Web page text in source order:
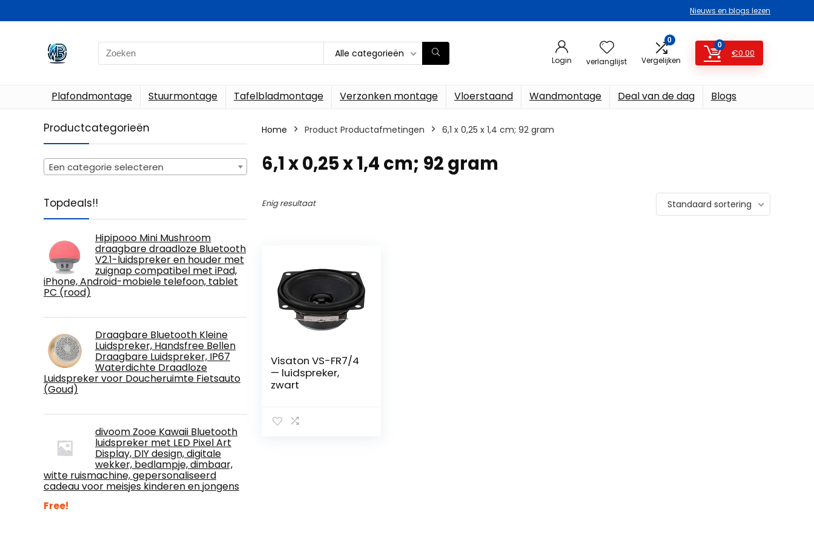
Nieuws en blogs lezen
Search
for:
Alle categorieën
Login verlanglijst
0
Vergelijken
0
€0.00
Plafondmontage Stuurmontage Tafelbladmontage Verzonken montage Vloerstaand Wandmontage Deal van de dag Blogs
Productcategorieën
Een categorie selecteren
Topdeals!!
Hipipooo Mini Mushroom
draagbare draadloze Bluetooth
V2.1-luidspreker en houder met
zuignap compatibel met iPad,
iPhone, Android-mobiele telefoon, tablet
PC (rood)
Draagbare Bluetooth Kleine
Luidspreker, Handsfree Bellen
Draagbare Luidspreker, IP67
Waterdichte Draadloze
Luidspreker voor Doucheruimte Fietsauto
(Goud)
divoom Zooe Kawaii Bluetooth
luidspreker met LED Pixel Art
Display, DIY design, digitale
wekker, bedlampje, dimbaar,
witte ruismachine, gepersonaliseerd
cadeau voor meisjes kinderen en jongens
Free!
Home Product Productafmetingen ‎6,1 x 0,25 x 1,4 cm; 92 gram
‎6,1 x 0,25 x 1,4 cm; 92 gram
Enig resultaat Standaard sortering
Visaton VS-FR7/4
— luidspreker,
zwart